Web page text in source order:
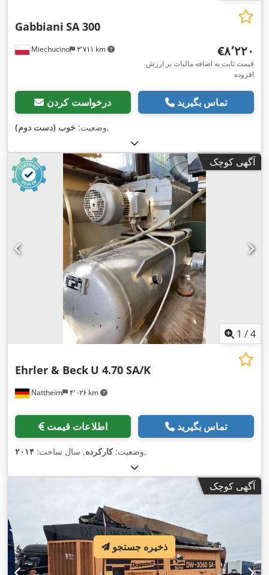
Miechucino ۳٬۷۱۱ km
Gabbiani SA 300
‎€۸٬۲۲۰
قیمت ثابت به اضافه مالیات بر ارزش
افزوده
درخواست کردن تماس بگیرید
وضعیت: خوب (دست دوم) ,
آگهی کوچک
1 /4
Nattheim ۴٬۰۲۶ km
Ehrler & Beck U 4.70 SA/K
اطلاعات قیمت تماس بگیرید
وضعیت:کارکرده, سال ساخت: ۲۰۱۴ ,
آگهی کوچک
ذخیره جستجو